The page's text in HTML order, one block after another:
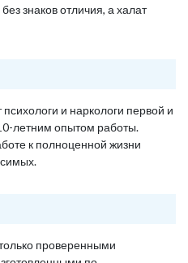
знаков отличия, а халат
и наркологи первой и
летним опытом работы.
к полноценной жизни
проверенными